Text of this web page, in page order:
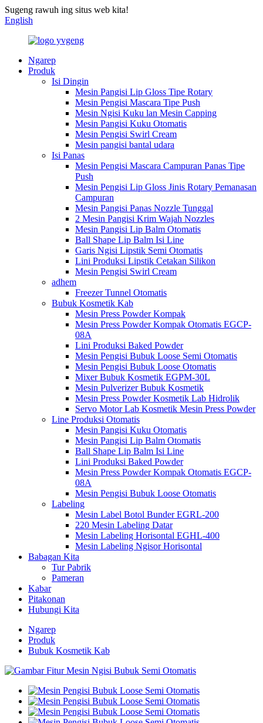
Sugeng rawuh ing situs web kita!
English
Ngarep
Produk
Isi Dingin
Mesin Pangisi Lip Gloss Tipe Rotary
Mesin Pengisi Mascara Tipe Push
Mesin Ngisi Kuku lan Mesin Capping
Mesin Pangisi Kuku Otomatis
Mesin Pengisi Swirl Cream
Mesin pangisi bantal udara
Isi Panas
Mesin Pengisi Mascara Campuran Panas Tipe
Push
Mesin Pengisi Lip Gloss Jinis Rotary Pemanasan
Campuran
Mesin Pangisi Panas Nozzle Tunggal
2 Mesin Pangisi Krim Wajah Nozzles
Mesin Pangisi Lip Balm Otomatis
Ball Shape Lip Balm Isi Line
Garis Ngisi Lipstik Semi Otomatis
Lini Produksi Lipstik Cetakan Silikon
Mesin Pengisi Swirl Cream
adhem
Freezer Tunnel Otomatis
Bubuk Kosmetik Kab
Mesin Press Powder Kompak
Mesin Press Powder Kompak Otomatis EGCP-
08A
Lini Produksi Baked Powder
Mesin Pengisi Bubuk Loose Semi Otomatis
Mesin Pengisi Bubuk Loose Otomatis
Mixer Bubuk Kosmetik EGPM-30L
Mesin Pulverizer Bubuk Kosmetik
Mesin Press Powder Kosmetik Lab Hidrolik
Servo Motor Lab Kosmetik Mesin Press Powder
Line Produksi Otomatis
Mesin Pangisi Kuku Otomatis
Mesin Pangisi Lip Balm Otomatis
Ball Shape Lip Balm Isi Line
Lini Produksi Baked Powder
Mesin Press Powder Kompak Otomatis EGCP-
08A
Mesin Pengisi Bubuk Loose Otomatis
Labeling
Mesin Label Botol Bunder EGRL-200
220 Mesin Labeling Datar
Mesin Labeling Horisontal EGHL-400
Mesin Labeling Ngisor Horisontal
Babagan Kita
Tur Pabrik
Pameran
Kabar
Pitakonan
Hubungi Kita
Ngarep
Produk
Bubuk Kosmetik Kab